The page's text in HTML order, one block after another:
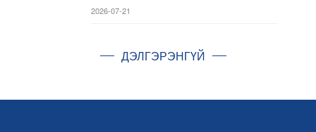
2026-07-21
ДЭЛГЭРЭНГҮЙ